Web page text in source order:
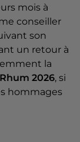
mois à
conseiller
son
un retour à
la
2026, si
hommages